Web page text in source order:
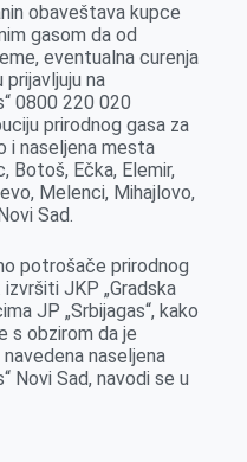
s
A
p
p
l
obaveštava kupce
gasom da od
eventualna curenja
na
0800 220 020
prirodnog gasa za
i naseljena mesta
Botoš, Ečka, Elemir,
Melenci, Mihajlovo,
Sad.
potrošače prirodnog
JKP „Gradska
JP „Srbijagas“, kako
s obzirom da je
naseljena
Novi Sad, navodi se u